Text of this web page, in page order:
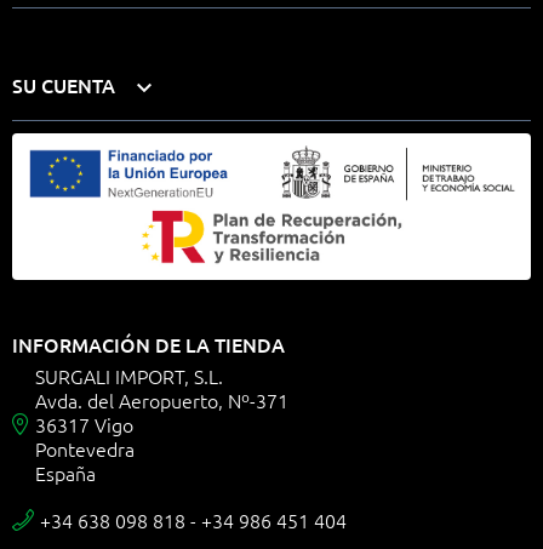
SU CUENTA 
INFORMACIÓN DE LA TIENDA

SURGALI IMPORT, S.L.
Avda. del Aeropuerto, Nº-371
36317 Vigo
Pontevedra
España
 +34 638 098 818 - +34 986 451 404